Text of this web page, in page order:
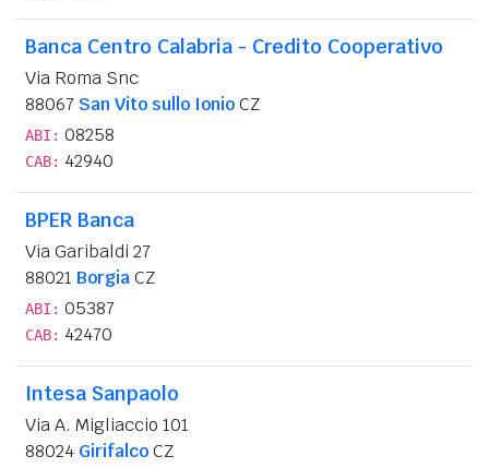
Banca Centro Calabria - Credito Cooperativo
Via Roma Snc
88067 San Vito sullo IonioCZ
ABI: 08258
CAB: 42940
BPER Banca
Via Garibaldi 27
88021 BorgiaCZ
ABI: 05387
CAB: 42470
Intesa Sanpaolo
Via A. Migliaccio 101
88024 GirifalcoCZ